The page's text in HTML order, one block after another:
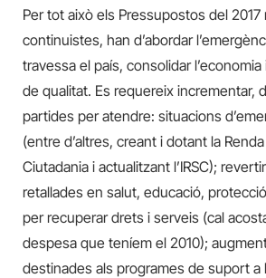
Per tot això els Pressupostos del
continuistes, han d’abordar
travessa el país, consolidar
de qualitat. Es requereix incrementar,
partides per atendre: situacions
(entre d’altres, creant i dotant la
Ciutadania i actualitzant l’IRSC);
retallades en salut, educació,
per recuperar drets i serveis (cal
despesa que teníem el 2010);
destinades als programes de suport a